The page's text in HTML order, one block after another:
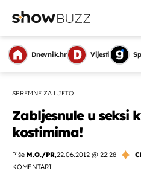
Dnevnik.hr Vijesti
SPREMNE ZA LJETO
Zabljesnule u seksi
kostimima!
Piše M.O./PR,22.06.2012 @ 22:28
KOMENTARI